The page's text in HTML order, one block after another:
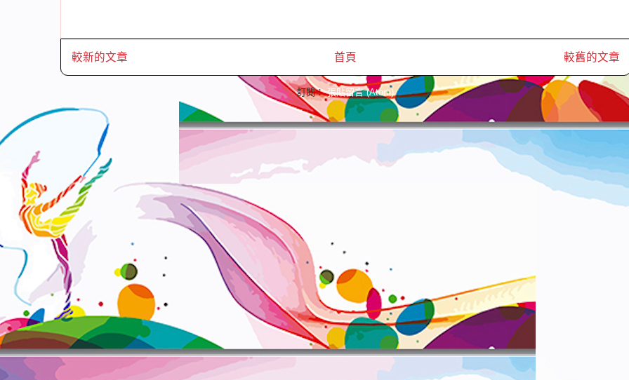
較新的文章 較舊的文章
首頁
訂閱：張貼留言 (Atom)